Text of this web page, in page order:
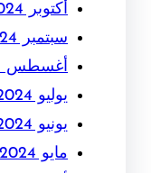
أكتوبر 2024
سبتمبر 2024
أغسطس 2024
يوليو 2024
يونيو 2024
مايو 2024